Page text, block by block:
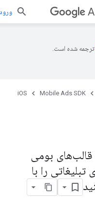
ورود به
شده است.
Mobile Ads SDK
iOS
بومی
را با